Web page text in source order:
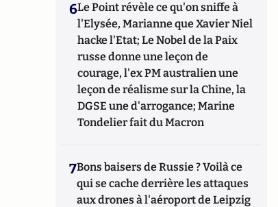
6Le Point révèle ce qu'on sniffe à
l'Elysée, Marianne que Xavier Niel
hacke l'Etat; Le Nobel de la Paix
russe donne une leçon de
courage, l'ex PM australien une
leçon de réalisme sur la Chine, la
DGSE une d'arrogance; Marine
Tondelier fait du Macron
7Bons baisers de Russie ? Voilà ce
qui se cache derrière les attaques
aux drones à l'aéroport de Leipzig